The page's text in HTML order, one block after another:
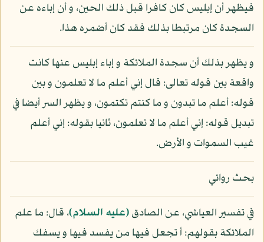
فيظهر أن إبليس كان كافرا قبل ذلك الحين، و أن إباءه عن
السجدة كان مرتبطا بذلك فقد كان أضمره هذا.
و يظهر بذلك أن سجدة الملائكة و إباء إبليس عنها كانت
واقعة بين قوله تعالى: قال إني أعلم ما لا تعلمون و بين
قوله: أعلم ما تبدون و ما كنتم تكتمون، و يظهر السر أيضا في
تبديل قوله: إني أعلم ما لا تعلمون، ثانيا بقوله: إني أعلم
غيب السموات و الأرض.
بحث روائي
في تفسير العياشي، عن الصادق(عليه السلام)، قال: ما علم
الملائكة بقولهم: أ تجعل فيها من يفسد فيها و يسفك